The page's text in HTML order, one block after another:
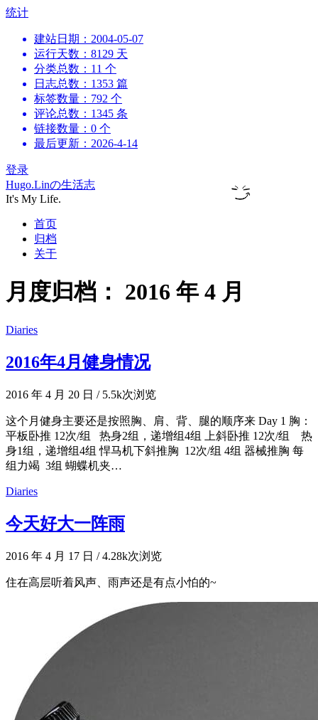
跳
统计
建站日期：2004-05-07
运行天数：8129 天
分类总数：11 个
日志总数：1353 篇
标签数量：792 个
评论总数：1345 条
链接数量：0 个
最后更新：2026-4-14
登录
Hugo.Linの生活志
It's My Life.
首页
归档
关于
月度归档： 2016 年 4 月
Diaries
2016年4月健身情况
2016 年 4 月 20 日 /5.5k次浏览
这个月健身主要还是按照胸、肩、背、腿的顺序来 Day 1 胸：
平板卧推 12次/组 热身2组，递增组4组 上斜卧推 12次/组 热
身1组，递增组4组 悍马机下斜推胸 12次/组 4组 器械推胸 每
组力竭 3组 蝴蝶机夹…
Diaries
今天好大一阵雨
2016 年 4 月 17 日 /4.28k次浏览
住在高层听着风声、雨声还是有点小怕的~